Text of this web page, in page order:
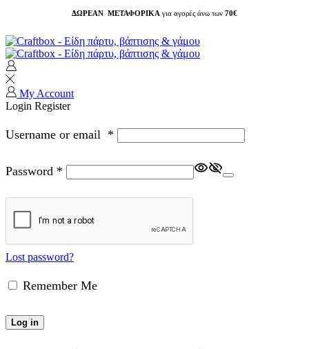
ΔΩΡΕΑΝ ΜΕΤΑΦΟΡΙΚΑ για αγορές άνω των 70€
My Account
Login Register
Username or email *
Password *
Lost password?
Remember Me
Log in